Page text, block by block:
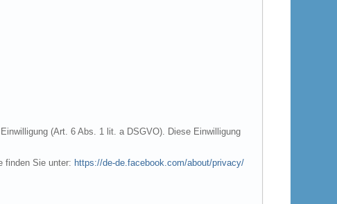
(Art. 6 Abs. 1 lit. a DSGVO). Diese Einwilligung
finden Sie unter: https://de-de.facebook.com/about/privacy/